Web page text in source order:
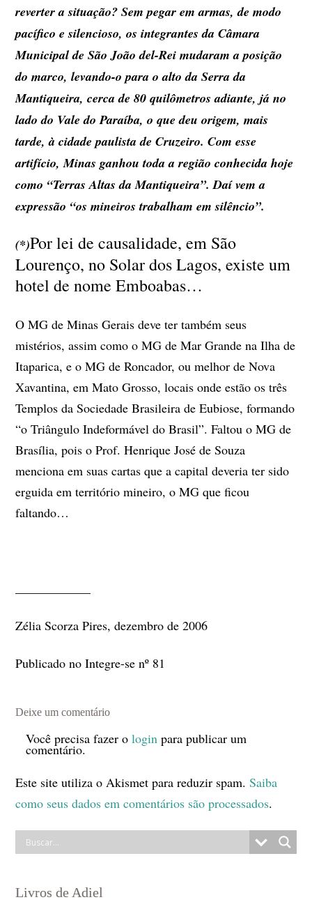
reverter a situação? Sem pegar em armas, de modo
pacífico e silencioso, os integrantes da Câmara
Municipal de São João del-Rei mudaram a posição
do marco, levando-o para o alto da Serra da
Mantiqueira, cerca de 80 quilômetros adiante, já no
lado do Vale do Paraíba, o que deu origem, mais
tarde, à cidade paulista de Cruzeiro. Com esse
artifício, Minas ganhou toda a região conhecida hoje
como “Terras Altas da Mantiqueira”. Daí vem a
expressão “os mineiros trabalham em silêncio”.
(*)Por lei de causalidade, em São
Lourenço, no Solar dos Lagos, existe um
hotel de nome Emboabas…
O MG de Minas Gerais deve ter também seus
mistérios, assim como o MG de Mar Grande na Ilha de
Itaparica, e o MG de Roncador,ou melhor de Nova
Xavantina, em Mato Grosso,locais onde estão os três
Templos da Sociedade Brasileira de Eubiose, formando
“o Triângulo Indeformável do Brasil”. Faltou o MG de
Brasília, pois o Prof. Henrique José de Souza
menciona em suas cartas que a capital deveria ter sido
erguida em território mineiro, o MG que ficou
faltando…
Zélia Scorza Pires, dezembro de 2006
Publicado no Integre-se nº 81
Deixe um comentário
Você precisa fazer ologin para publicar um
comentário.
Este site utiliza o Akismet para reduzir spam.Saiba
como seus dados em comentários são processados.
Livros de Adiel